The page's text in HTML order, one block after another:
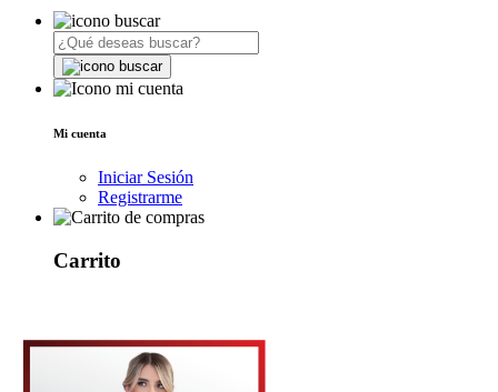
Mi cuenta
Iniciar Sesión
Registrarme
Carrito